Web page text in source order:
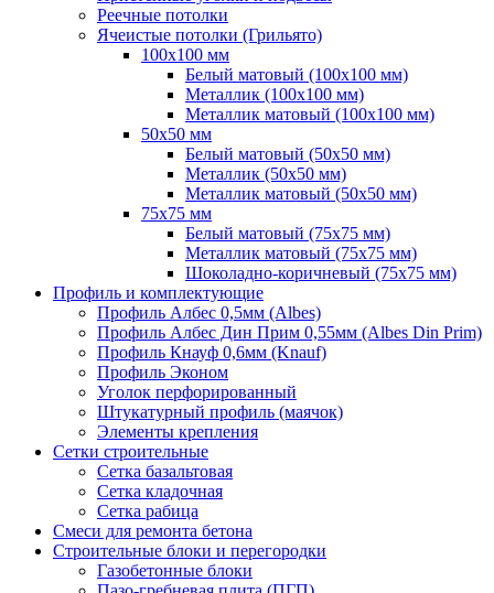
Реечные потолки
Ячеистые потолки (Грильято)
100х100 мм
Белый матовый (100х100 мм)
Металлик (100х100 мм)
Металлик матовый (100х100 мм)
50х50 мм
Белый матовый (50х50 мм)
Металлик (50х50 мм)
Металлик матовый (50х50 мм)
75х75 мм
Белый матовый (75х75 мм)
Металлик матовый (75х75 мм)
Шоколадно-коричневый (75х75 мм)
Профиль и комплектующие
Профиль Албес 0,5мм (Albes)
Профиль Албес Дин Прим 0,55мм (Albes Din Prim)
Профиль Кнауф 0,6мм (Knauf)
Профиль Эконом
Уголок перфорированный
Штукатурный профиль (маячок)
Элементы крепления
Сетки строительные
Сетка базальтовая
Сетка кладочная
Сетка рабица
Смеси для ремонта бетона
Строительные блоки и перегородки
Газобетонные блоки